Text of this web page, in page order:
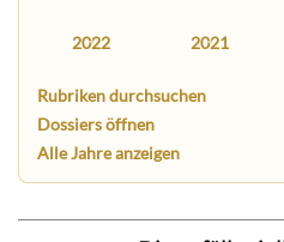
2022 2021
Rubriken durchsuchen
Dossiers öffnen
Alle Jahre anzeigen